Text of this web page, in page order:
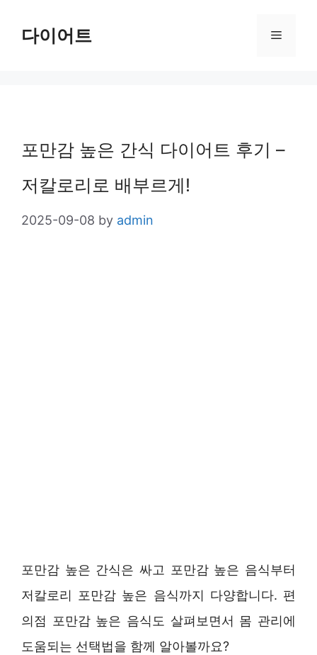
다이어트 Menu
포만감 높은 간식 다이어트 후기 –
저칼로리로 배부르게!
2025-09-08 by admin
포만감 높은 간식은 싸고 포만감 높은 음식부터
저칼로리 포만감 높은 음식까지 다양합니다. 편
의점 포만감 높은 음식도 살펴보면서 몸 관리에
도움되는 선택법을 함께 알아볼까요?